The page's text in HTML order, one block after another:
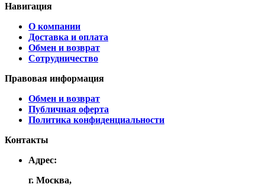
Навигация
О компании
Доставка и оплата
Обмен и возврат
Сотрудничество
Правовая информация
Обмен и возврат
Публичная оферта
Политика конфиденциальности
Контакты
Адрес:
г. Москва,